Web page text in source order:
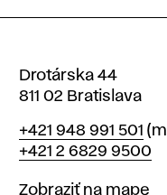
Drotárska 44
811 02 Bratislava
Telefón
+421 948 991 501
+421 2 6829 9500
Mapa
Zobraziť na mape